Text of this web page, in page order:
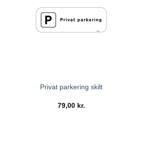
Privat parkering skilt
79,00 kr.